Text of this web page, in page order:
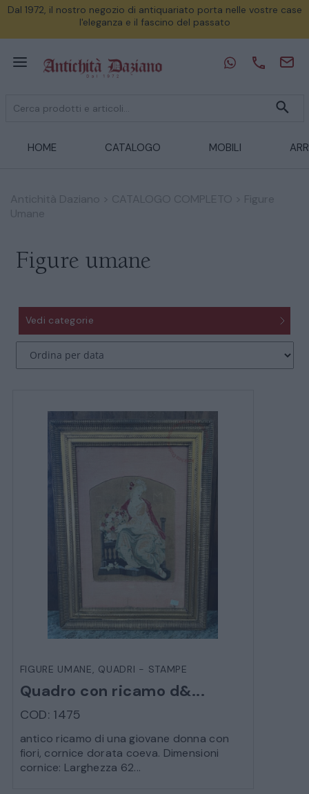
Dal 1972, il nostro negozio di antiquariato porta nelle vostre case
l'eleganza e il fascino del passato
HOME CATALOGO MOBILI
Antichità Daziano CATALOGO COMPLETO
Figure
Umane
CATALOGO COMPLETO
MOBILI
CAMERE
ARMADI
COMÒ E COMODINI
SALE DA PRANZO E SOGGIORNO
TAVOLI TAVOLINI CONSOLE
Figure umane
Vedi categorie
FIGURE UMANE, QUADRI - STAMPE
Quadro con ricamo d&...
COD: 1475
antico ricamo di una giovane donna con
fiori, cornice dorata coeva. Dimensioni
cornice: Larghezza 62...